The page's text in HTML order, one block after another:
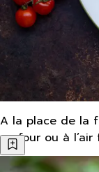
A la place de la
au four ou à l’air
On